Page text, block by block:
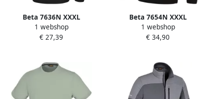
Beta 7636N XXXL
Microfleece Trui | Zwart
076360506
1 webshop
€ 27,39
Beta 7654N XXXL
Microfleece Trui | Zwart
076540006
1 webshop
€ 34,90